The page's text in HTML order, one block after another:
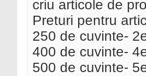
criu articole de
Preturi pentru
250 de cuvinte-
400 de cuvinte-
500 de cuvinte-